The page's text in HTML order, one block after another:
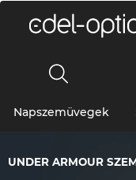
Napszemüvegek
UNDER ARMOUR